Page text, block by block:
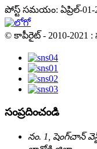
పోస్ట్ సమయం: ఏప్రిల్-01-
© కాపీరైట్ - 2010-2021 :
సంప్రదించండి
నం. 1, షెంగ్‌చాన్